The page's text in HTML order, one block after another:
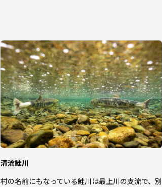
清流鮭川
村の名前にもなっている鮭川は最上川の支流で、別